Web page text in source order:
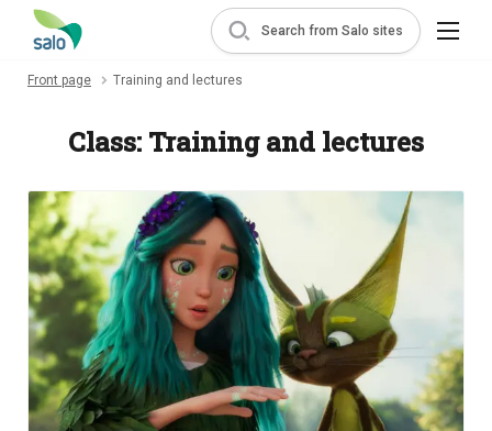
Search from Salo sites
Front page Training and lectures
Class: Training and lectures